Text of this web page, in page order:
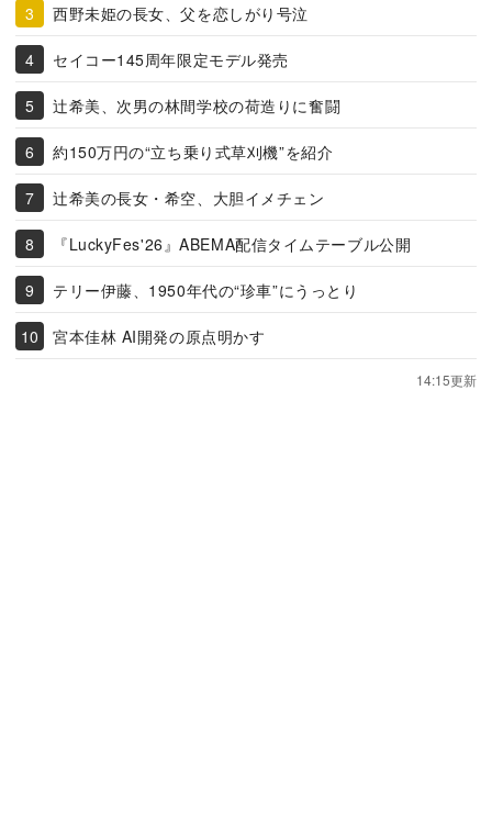
西野未姫の長女、父を恋しがり号泣
セイコー145周年限定モデル発売
辻希美、次男の林間学校の荷造りに奮闘
約150万円の“立ち乗り式草刈機”を紹介
辻希美の長女・希空、大胆イメチェン
『LuckyFes'26』ABEMA配信タイムテーブル公開
テリー伊藤、1950年代の“珍車”にうっとり
宮本佳林 AI開発の原点明かす
14:15更新